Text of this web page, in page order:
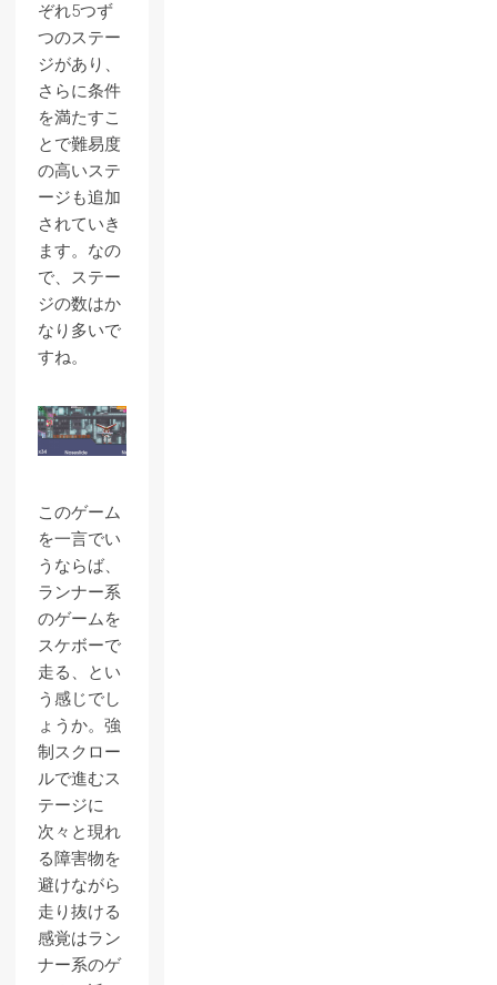
ぞれ5つず
つのステー
ジがあり、
さらに条件
を満たすこ
とで難易度
の高いステ
ージも追加
されていき
ます。なの
で、ステー
ジの数はか
なり多いで
すね。
このゲーム
を一言でい
うならば、
ランナー系
のゲームを
スケボーで
走る、とい
う感じでし
ょうか。強
制スクロー
ルで進むス
テージに
次々と現れ
る障害物を
避けながら
走り抜ける
感覚はラン
ナー系のゲ